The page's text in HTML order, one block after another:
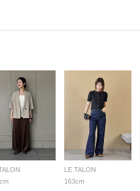
LE TALON
163cm